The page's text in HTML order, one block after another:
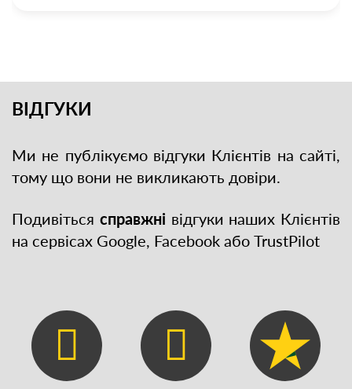
ВІДГУКИ
Ми не публікуємо відгуки Клієнтів на сайті,
тому що вони не викликають довіри.
Подивіться справжні відгуки наших Клієнтів
на сервісах Google, Facebook або TrustPilot